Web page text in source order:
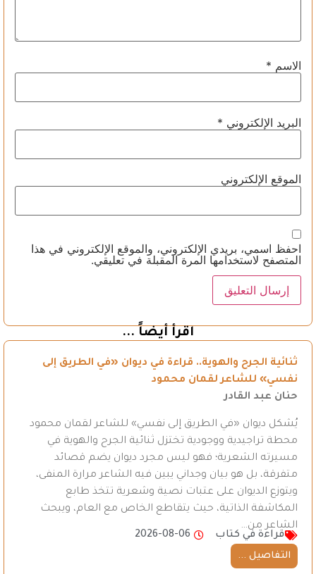
الاسم *
البريد الإلكتروني *
الموقع الإلكتروني
احفظ اسمي، بريدي الإلكتروني، والموقع الإلكتروني في هذا
المتصفح لاستخدامها المرة المقبلة في تعليقي.
اقرأ أيضاً ...
ثنائية الجرح والهوية.. قراءة في ديوان «في الطريق إلى
نفسي» للشاعر لقمان محمود
حنان عبد القادر
يُشكل ديوان «في الطريق إلى نفسي» للشاعر لقمان محمود
محطة تراجيدية ووجودية تختزل ثنائية الجرح والهوية في
مسيرته الشعرية؛ فهو ليس مجرد ديوان يضم قصائد
متفرقة، بل هو بيان وجداني يبين فيه الشاعر مرارة المنفى،
ويتوزع الديوان على عتبات نصية وشعرية تتخذ طابع
المكاشفة الذاتية، حيث يتقاطع الخاص مع العام، ويبحث
الشاعر من…
قراءة في كتاب
2026-08-06
التفاصيل ...